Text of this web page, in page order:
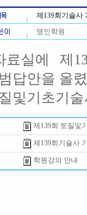
제139회기술사
명인학원
료실에 제
답안을 올
및기초기
제139회 토질및
제139회기술사
학원강의 안내